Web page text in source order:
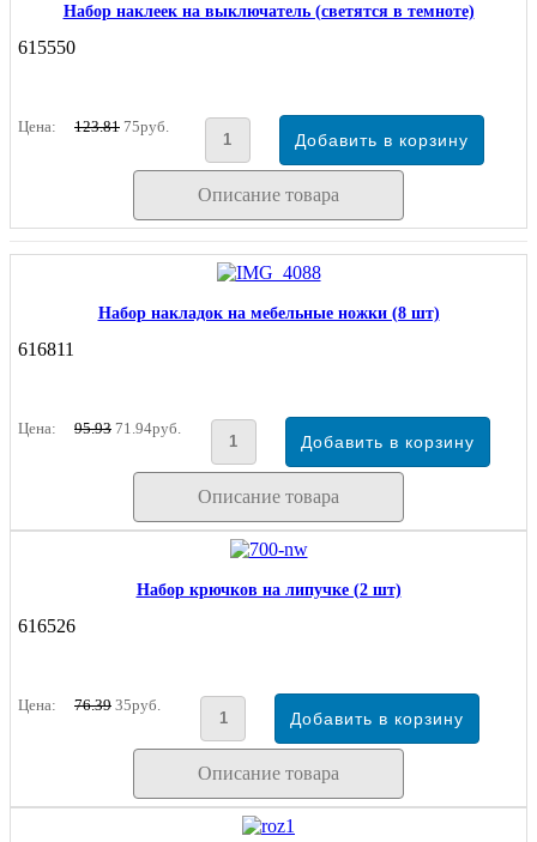
Набор наклеек на выключатель (светятся в темноте)
615550
Цена: 123.81 75руб.
Описание товара
Набор накладок на мебельные ножки (8 шт)
616811
Цена: 95.93 71.94руб.
Описание товара
Набор крючков на липучке (2 шт)
616526
Цена: 76.39 35руб.
Описание товара